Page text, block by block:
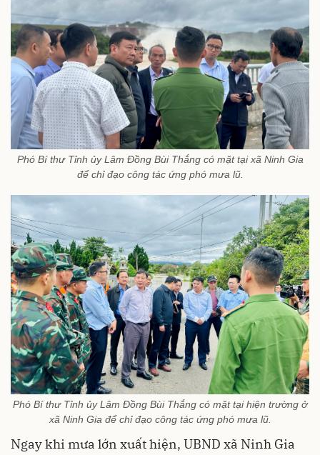
Phó Bí thư Tỉnh ủy Lâm Đồng Bùi Thắng có mặt tại xã Ninh Gia
để chỉ đạo công tác ứng phó mưa lũ.
Phó Bí thư Tỉnh ủy Lâm Đồng Bùi Thắng có mặt tại hiện trường ở
xã Ninh Gia để chỉ đạo công tác ứng phó mưa lũ.
Ngay khi mưa lớn xuất hiện, UBND xã Ninh Gia